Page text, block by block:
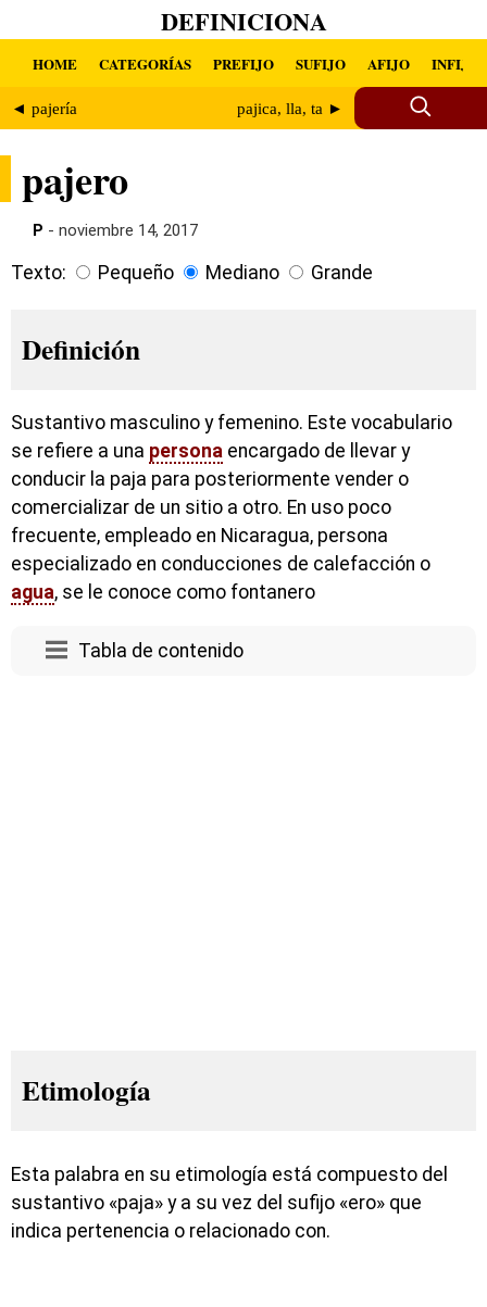
DEFINICIONA
HOME CATEGORÍAS PREFIJO SUFIJO AFIJO INFIJO
◄ pajería pajica, lla, ta ►
pajero
P - noviembre 14, 2017
Texto: Pequeño Mediano Grande
Definición
Sustantivo masculino y femenino. Este vocabulario
se refiere a una persona encargado de llevar y
conducir la paja para posteriormente vender o
comercializar de un sitio a otro. En uso poco
frecuente, empleado en Nicaragua, persona
especializado en conducciones de calefacción o
agua, se le conoce como fontanero
Tabla de contenido
Etimología
Esta palabra en su etimología está compuesto del
sustantivo «paja» y a su vez del sufijo «ero» que
indica pertenencia o relacionado con.